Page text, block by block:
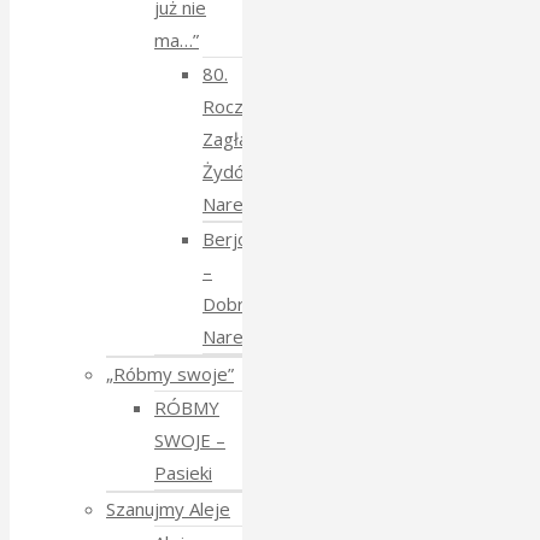
już nie
ma…”
80.
Rocznica
Zagłady
Żydów
Narewkowskich
Berjozkele
–
Dobranoc
Narewko
„Róbmy swoje”
RÓBMY
SWOJE –
Pasieki
Szanujmy Aleje